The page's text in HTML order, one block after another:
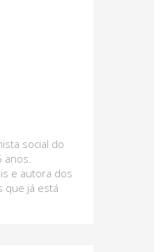
social do
anos.
e autora dos
que já está